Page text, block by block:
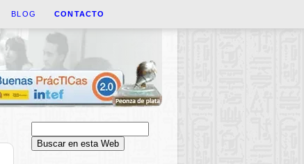
BLOG CONTACTO